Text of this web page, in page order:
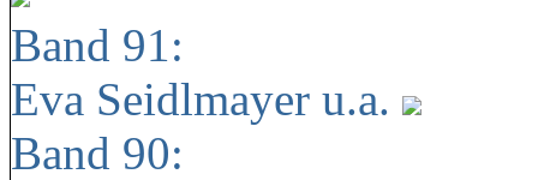
Band 91:
Eva Seidlmayer u.a.
Band 90: